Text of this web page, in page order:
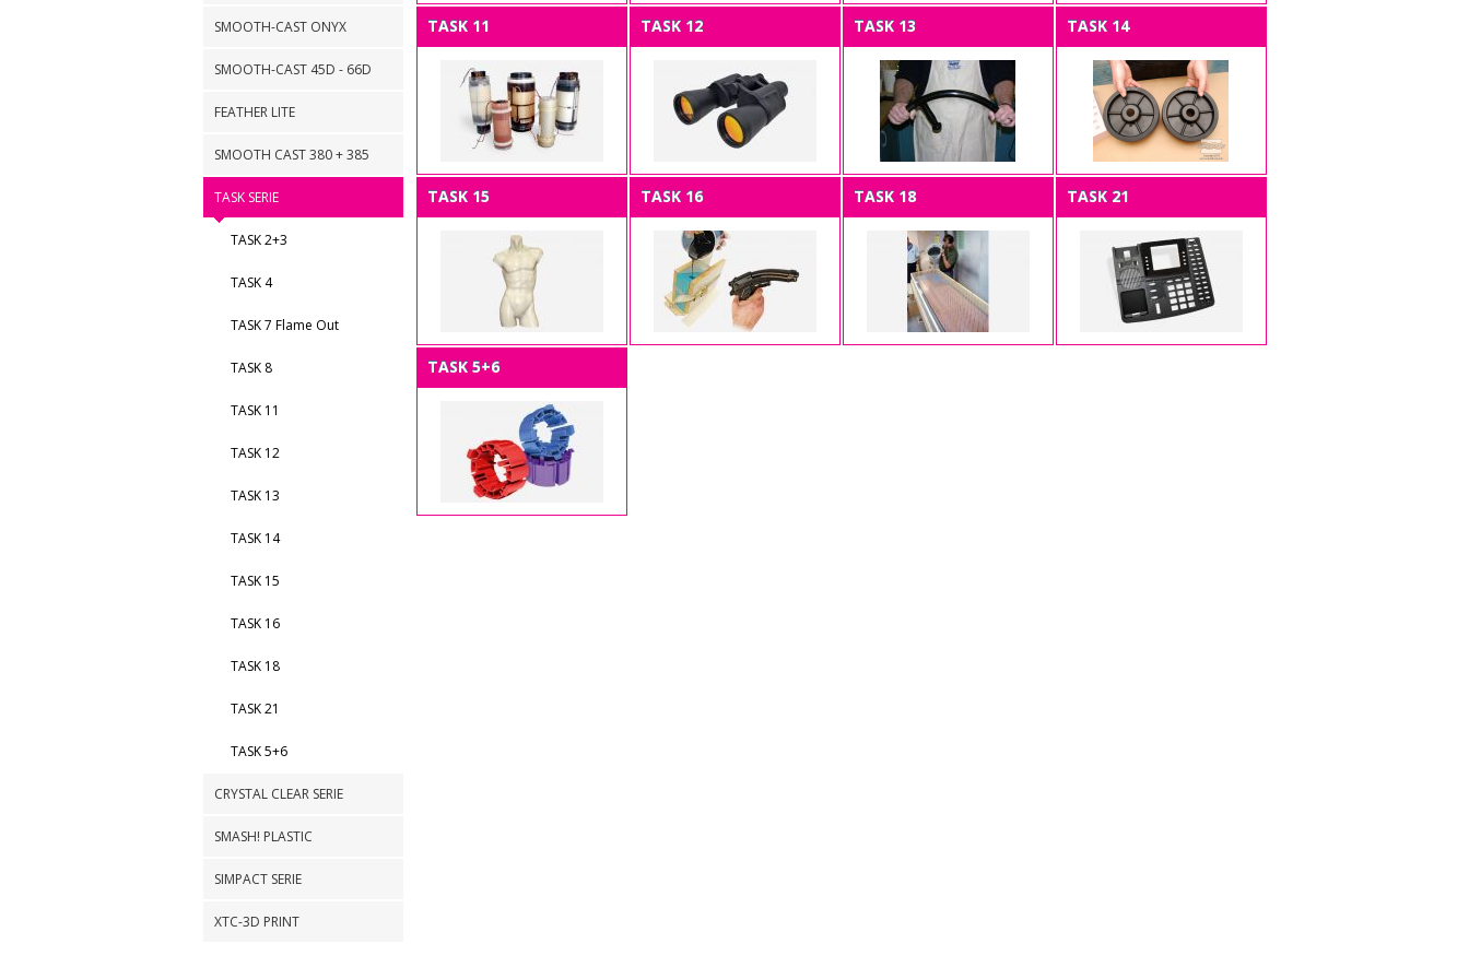
SMOOTH-CAST ONYX
SMOOTH-CAST 45D - 66D
FEATHER LITE
SMOOTH CAST 380 + 385
TASK SERIE
TASK 2+3
TASK 4
TASK 7 Flame Out
TASK 8
TASK 11
TASK 12
TASK 13
TASK 14
TASK 15
TASK 16
TASK 18
TASK 21
TASK 5+6
CRYSTAL CLEAR SERIE
SMASH! PLASTIC
SIMPACT SERIE
XTC-3D PRINT
TASK 11 TASK 12 TASK 13 TASK 14
TASK 15 TASK 16 TASK 18 TASK 21
TASK 5+6